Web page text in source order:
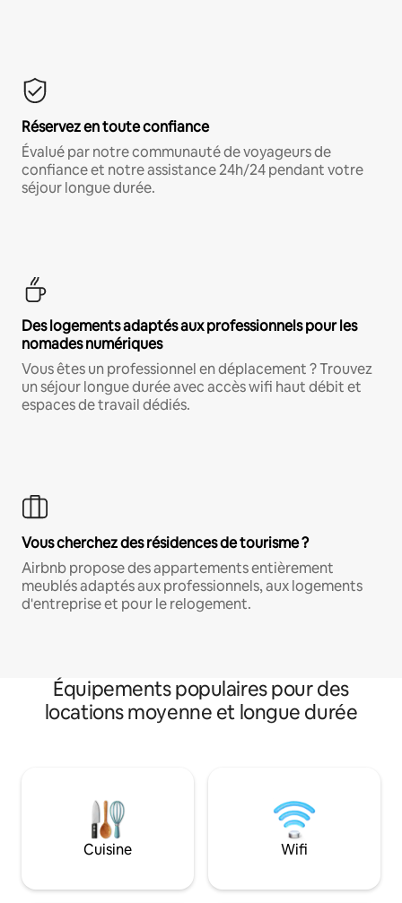
Réservez en toute confiance
Évalué par notre communauté de voyageurs de
confiance et notre assistance 24h/24 pendant votre
séjour longue durée.
Des logements adaptés aux professionnels pour les
nomades numériques
Vous êtes un professionnel en déplacement ? Trouvez
un séjour longue durée avec accès wifi haut débit et
espaces de travail dédiés.
Vous cherchez des résidences de tourisme ?
Airbnb propose des appartements entièrement
meublés adaptés aux professionnels, aux logements
d'entreprise et pour le relogement.
Équipements populaires pour des
locations moyenne et longue durée
Cuisine Wifi